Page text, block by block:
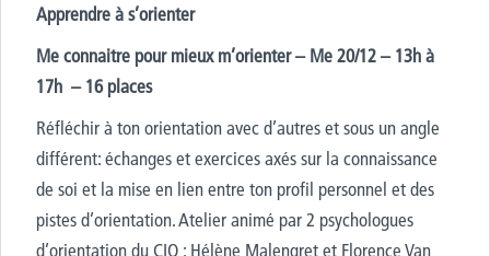
Apprendre à s’orienter
Me connaitre pour mieux m’orienter – Me 20/12 – 13h à
17h – 16 places
Réfléchir à ton orientation avec d’autres et sous un angle
différent: échanges et exercices axés sur la connaissance
de soi et la mise en lien entre ton profil personnel et des
pistes d’orientation. Atelier animé par 2 psychologues
d’orientation du CIO : Hélène Malengret et Florence Van